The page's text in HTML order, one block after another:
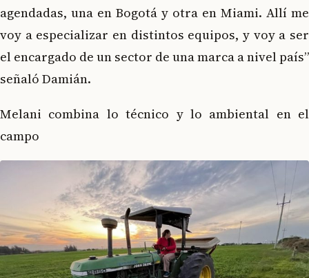
agendadas, una en Bogotá y otra en Miami. Allí me
voy a especializar en distintos equipos, y voy a ser
el encargado de un sector de una marca a nivel país”
señaló Damián.
Melani combina lo técnico y lo ambiental en el
campo